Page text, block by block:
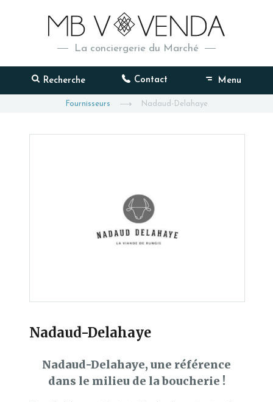
La conciergerie du Marché
Recherche Contact Menu
Fournisseurs Nadaud-Delahaye
Nadaud-Delahaye
Nadaud-Delahaye, une référence
dans le milieu de la boucherie !